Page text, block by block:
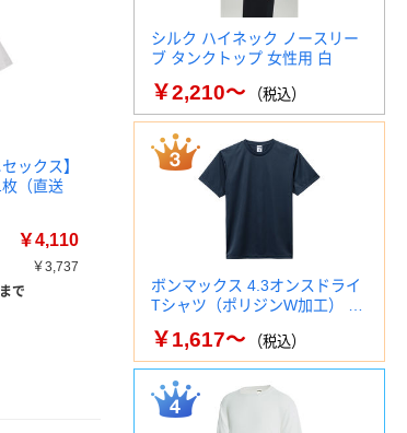
ックス】
（直送
￥4,110
￥3,737
で
シルク ハイネック ノースリー
ブ タンクトップ 女性用 白
￥2,210～ （税込）
ボンマックス 4.3オンスドライ
Tシャツ（ポリジンW加工） …
￥1,617～ （税込）